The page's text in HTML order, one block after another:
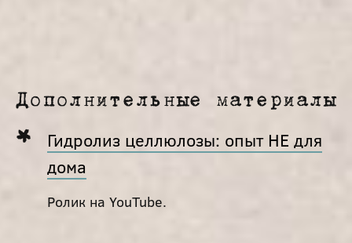
Дополнительные материалы
Гидролиз целлюлозы: опыт НЕ для
дома
Ролик на YouTube.